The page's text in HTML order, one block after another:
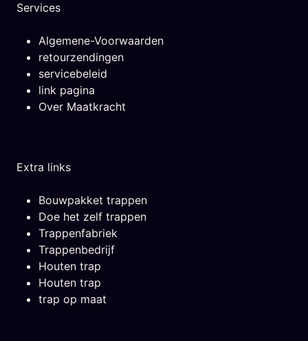
Services
Algemene-Voorwaarden
retourzendingen
servicebeleid
link pagina
Over Maatkracht
Extra links
Bouwpakket trappen
Doe het zelf trappen
Trappenfabriek
Trappenbedrijf
Houten trap
Houten trap
trap op maat